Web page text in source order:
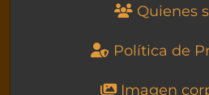
Quienes
Política de
Imagen